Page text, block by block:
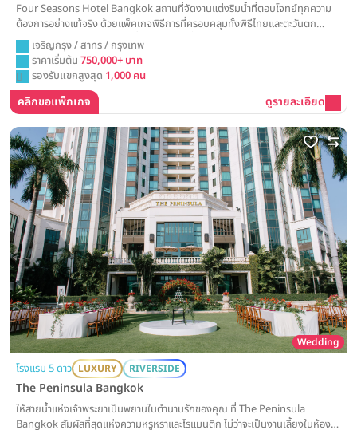
Four Seasons Hotel Bangkok สถานที่จัดงานแต่งริมน้ำที่ตอบโจทย์ทุกความ
ต้องการอย่างแท้จริง ด้วยแพ็คเกจพิธีการที่ครอบคลุมทั้งพิธีไทยและตะวันตก
พร้อมรายละเอียดค่าใช้จ่ายขั้นต่ำสำหรับงานเลี้ยงกลางวันและเย็น Weddinglist
รวบรวมข้อมูลราคาแพ็คเกจทั้งหมดมาให้ครบ จบในที่เดียว
เจริญกรุง / สาทร / กรุงเทพ
ราคาเริ่มต้น 750,000+ บาท
รองรับแขกสูงสุด 1,000 คน
คลิกขอแพ็กเกจ ดูรายละเอียด
Wedding
โรงแรม 5 ดาว LUXURY RIVERSIDE
The Peninsula Bangkok
ให้สายน้ำแห่งเจ้าพระยาเป็นพยานในตำนานรักของคุณ ที่ The Peninsula
Bangkok สัมผัสที่สุดแห่งความหรูหราและโรแมนติก ไม่ว่าจะเป็นงานเลี้ยงในห้อง